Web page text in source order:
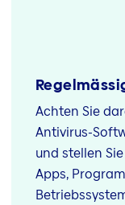
Achten Sie
Antivirus-
und stellen
Apps,